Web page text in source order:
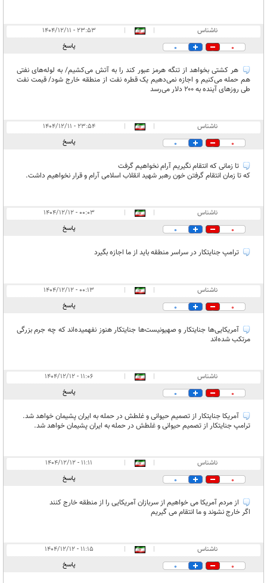
ناشناس |
|
۲۳:۵۳ - ۱۴۰۴/۱۲/۱۱
0
0 پاسخ
هر کشتی بخواهد از تنگه هرمز عبور کند را به آتش می‌کشیم/ به لوله‌های نفتی
هم حمله می‌کنیم و اجازه نمی‌دهیم یک قطره نفت از منطقه خارج شود/ قیمت نفت
طی روزهای آینده به ۲۰۰ دلار می‌رسد
ناشناس |
|
۲۳:۵۴ - ۱۴۰۴/۱۲/۱۱
0
0 پاسخ
تا زمانی که انتقام نگیریم آرام نخواهیم گرفت
که تا زمان انتقام گرفتن خون رهبر شهید انقلاب اسلامی آرام و قرار نخواهیم داشت.
ناشناس |
|
۰۰:۰۳ - ۱۴۰۴/۱۲/۱۲
0
0 پاسخ
ترامپ جنایتکار در سراسر منطقه باید از ما اجازه بگیرد
ناشناس |
|
۰۰:۱۳ - ۱۴۰۴/۱۲/۱۲
0
0 پاسخ
آمریکایی‌ها جنایتکار و صهیونیست‌ها جنایتکار هنوز نفهمیده‌اند که چه جرم بزرگی
مرتکب شده‌اند
ناشناس |
|
۱۱:۰۶ - ۱۴۰۴/۱۲/۱۲
0
0 پاسخ
آمریکا جنایتکار از تصمیم حیوانی و غلطش در حمله به ایران پشیمان خواهد شد.
ترامپ جنایتکار از تصمیم حیوانی و غلطش در حمله به ایران پشیمان خواهد شد.
ناشناس |
|
۱۱:۱۱ - ۱۴۰۴/۱۲/۱۲
0
0 پاسخ
از مردم آمریکا می خواهیم از سربازان آمریکایی را از منطقه خارج کنند
اگر خارج نشوند و ما انتقام می گیریم
ناشناس |
|
۱۱:۱۵ - ۱۴۰۴/۱۲/۱۲
0
0 پاسخ